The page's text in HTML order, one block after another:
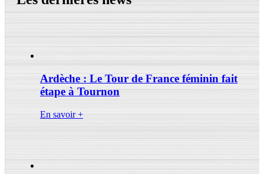
Ardèche : Le Tour de France féminin fait
étape à Tournon
En savoir +